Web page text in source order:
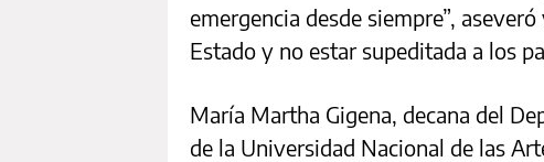
emergencia desde siempre”,
Estado y no estar supeditada a los
María Martha Gigena, decana del
de la Universidad Nacional de las